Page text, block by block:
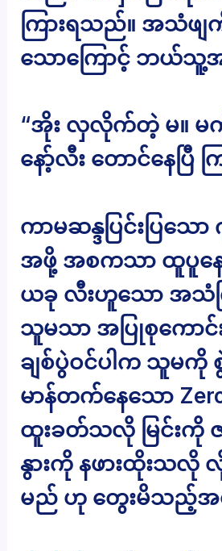
ကြားရသည်။ အသံဖျက်
သောကြောင့် ဘယ်သူ့
“အိုး လှလိုက်တဲ့ မ။ မ
နော့်လီး တောင်နေပြီ
ကာမဆန္ဒပြင်းပြသ
အဖို့ အစကသာ ထူပူန
ယခု လီးဟူသော အသံ
သူမသာ အပြုစုကောင်း
ချစ်ပွဲဝင်ပါက သူမကို
မာန်တက်နေသော
ထူးခတ်သလို မြင်း
နွားကို နဖားထိုးသလို
မည် ဟု တွေးမိသည့်အ